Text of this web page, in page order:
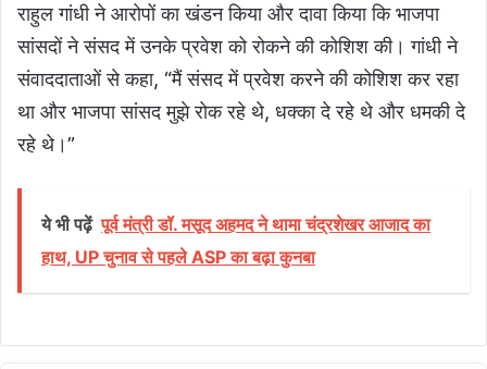
राहुल गांधी ने आरोपों का खंडन किया और दावा किया कि भाजपा
सांसदों ने संसद में उनके प्रवेश को रोकने की कोशिश की। गांधी ने
संवाददाताओं से कहा, “मैं संसद में प्रवेश करने की कोशिश कर रहा
था और भाजपा सांसद मुझे रोक रहे थे, धक्का दे रहे थे और धमकी दे
रहे थे।”
ये भी पढ़ें पूर्व मंत्री डॉ. मसूद अहमद ने थामा चंद्रशेखर आजाद का
हाथ, UP चुनाव से पहले ASP का बढ़ा कुनबा